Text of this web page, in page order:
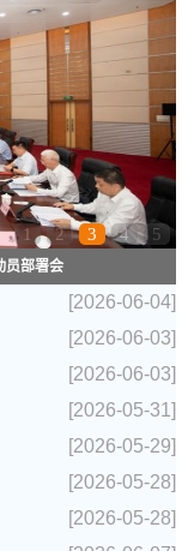
1 2 3 4 5
员部署会
[2026-06-04]
[2026-06-03]
[2026-06-03]
[2026-05-31]
[2026-05-29]
[2026-05-28]
[2026-05-28]